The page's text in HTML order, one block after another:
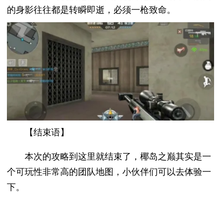
的身影往往都是转瞬即逝，必须一枪致命。
【结束语】
本次的攻略到这里就结束了，椰岛之巅其实是一
个可玩性非常高的团队地图，小伙伴们可以去体验一
下。